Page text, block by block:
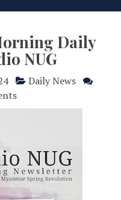
Daily
NUG
Daily News